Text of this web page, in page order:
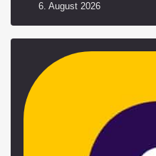
6. August 2026